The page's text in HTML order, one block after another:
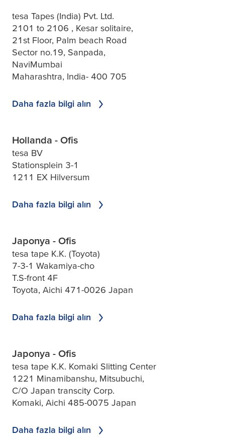
tesa Tapes (India) Pvt. Ltd.
2101 to 2106 , Kesar solitaire,
21st Floor, Palm beach Road
Sector no.19, Sanpada,
NaviMumbai
Maharashtra, India- 400 705
Daha fazla bilgi alın
Hollanda - Ofis
tesa BV
Stationsplein 3-1
1211 EX Hilversum
Daha fazla bilgi alın
Japonya - Ofis
tesa tape K.K. (Toyota)
7-3-1 Wakamiya-cho
T.S-front 4F
Toyota, Aichi 471-0026 Japan
Daha fazla bilgi alın
Japonya - Ofis
tesa tape K.K. Komaki Slitting Center
1221 Minamibanshu, Mitsubuchi,
C/O Japan transcity Corp.
Komaki, Aichi 485-0075 Japan
Daha fazla bilgi alın